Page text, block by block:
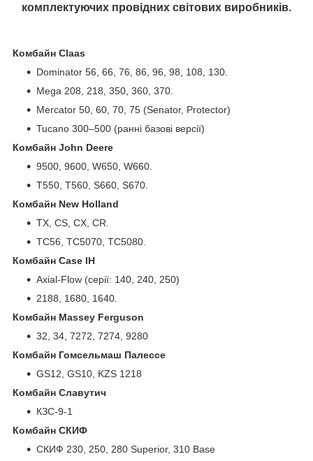
комплектуючих провідних світових виробників.
Комбайн Claas
Dominator 56, 66, 76, 86, 96, 98, 108, 130.
Mega 208, 218, 350, 360, 370.
Mercator 50, 60, 70, 75 (Senator, Protector)
Tucano 300–500 (ранні базові версії)
Комбайн John Deere
9500, 9600, W650, W660.
T550, T560, S660, S670.
Комбайн New Holland
TX, CS, CX, CR.
TC56, TC5070, TC5080.
Комбайн Case IH
Axial-Flow (серії: 140, 240, 250)
2188, 1680, 1640.
Комбайн Massey Ferguson
32, 34, 7272, 7274, 9280
Комбайн Гомсельмаш Палессе
GS12, GS10, KZS 1218
Комбайн Славутич
КЗС-9-1
Комбайн СКИФ
СКИФ 230, 250, 280 Superior, 310 Base